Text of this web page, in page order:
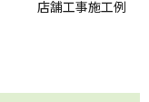
店舗工事施工例